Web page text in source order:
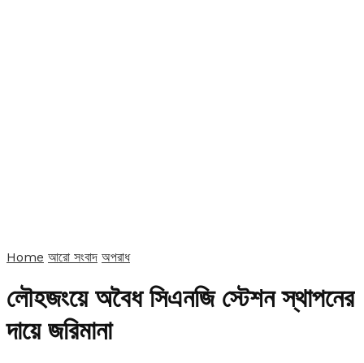
Home আরো সংবাদ অপরাধ
লৌহজংয়ে অবৈধ সিএনজি স্টেশন স্থাপনের
দায়ে জরিমানা